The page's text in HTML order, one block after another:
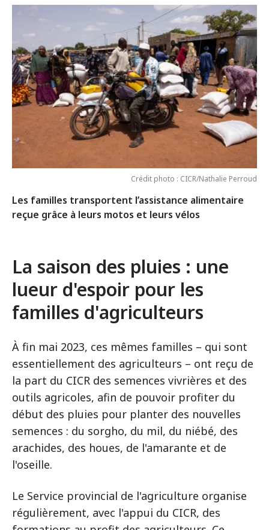
Crédit photo : CICR/Nathalie Perroud
Les familles transportent l’assistance alimentaire
reçue grâce à leurs motos et leurs vélos
La saison des pluies : une
lueur d'espoir pour les
familles d'agriculteurs
À fin mai 2023, ces mêmes familles – qui sont
essentiellement des agriculteurs – ont reçu de
la part du CICR des semences vivrières et des
outils agricoles, afin de pouvoir profiter du
début des pluies pour planter des nouvelles
semences : du sorgho, du mil, du niébé, des
arachides, des houes, de l'amarante et de
l'oseille.
Le Service provincial de l'agriculture organise
régulièrement, avec l'appui du CICR, des